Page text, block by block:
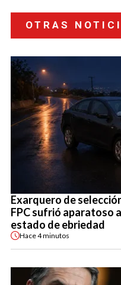
OTRAS
Exarquero de
FPC sufrió aparatoso
estado de ebriedad
Hace4 minutos